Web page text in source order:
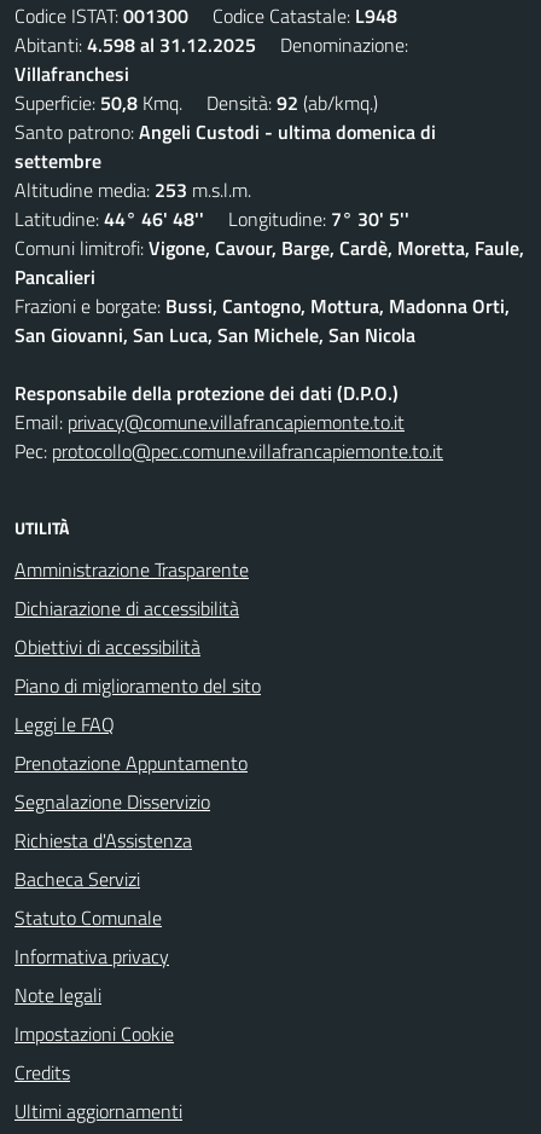
Codice ISTAT:001300 Codice Catastale: L948
Abitanti:4.598 al 31.12.2025 Denominazione:
Villafranchesi
Superficie: 50,8 Kmq. Densità:92 (ab/kmq.)
Santo patrono:Angeli Custodi - ultima domenica di
settembre
Altitudine media: 253 m.s.l.m.
Latitudine:44° 46' 48'' Longitudine: 7° 30' 5''
Comuni limitrofi:Vigone, Cavour, Barge, Cardè, Moretta, Faule,
Pancalieri
Frazioni e borgate: Bussi, Cantogno, Mottura, Madonna Orti,
San Giovanni, San Luca, San Michele, San Nicola
Responsabile della protezione dei dati (D.P.O.)
Email: privacy@comune.villafrancapiemonte.to.it
Pec: protocollo@pec.comune.villafrancapiemonte.to.it
UTILITÀ
Amministrazione Trasparente
Dichiarazione di accessibilità
Obiettivi di accessibilità
Piano di miglioramento del sito
Leggi le FAQ
Prenotazione Appuntamento
Segnalazione Disservizio
Richiesta d'Assistenza
Bacheca Servizi
Statuto Comunale
Informativa privacy
Note legali
Impostazioni Cookie
Credits
Ultimi aggiornamenti